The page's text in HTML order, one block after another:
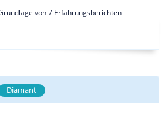
von 7 Erfahrungsberichten
Diamant